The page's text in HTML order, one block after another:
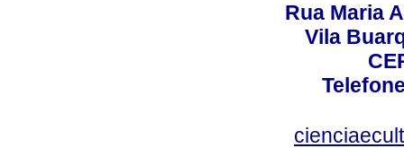
Rua Maria
Vila